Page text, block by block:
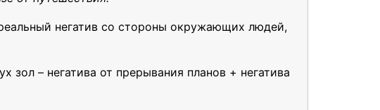
негатив со стороны окружающих людей,
зол – негатива от прерывания планов + негатива